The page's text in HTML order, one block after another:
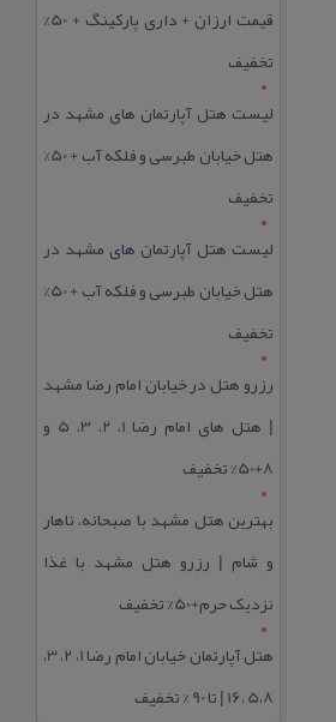
قیمت ارزان + داری پارکینگ + 50%
تخفیف
لیست هتل آپارتمان های مشهد در
هتل خیابان طبرسی و فلکه آب + 50%
تخفیف
لیست هتل آپارتمان های مشهد در
هتل خیابان طبرسی و فلکه آب + 50%
تخفیف
رزرو هتل در خیابان امام رضا مشهد
| هتل‌ های امام رضا 1، 2، 3، 5 و
8+50% تخفیف
بهترین هتل مشهد با صبحانه، ناهار
و شام | رزرو هتل مشهد با غذا
نزدیک حرم+50% تخفیف
هتل آپارتمان خیابان امام رضا 1، 2، 3،
5،8 ،16 | تا 90 % تخفیف